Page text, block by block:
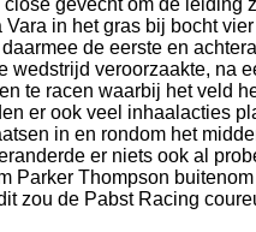
Vara in het gras bij bocht
de eerste en
wedstrijd veroorzaakte, na
te racen waarbij het veld
er ook veel inhaalacties
in en rondom het
er niets ook al
Parker Thompson
zou de Pabst Racing